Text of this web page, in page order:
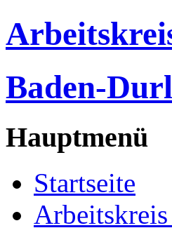
Baden-
Hauptmenü
Startseite